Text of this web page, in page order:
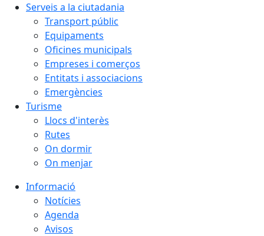
Serveis a la ciutadania
Transport públic
Equipaments
Oficines municipals
Empreses i comerços
Entitats i associacions
Emergències
Turisme
Llocs d'interès
Rutes
On dormir
On menjar
Informació
Notícies
Agenda
Avisos